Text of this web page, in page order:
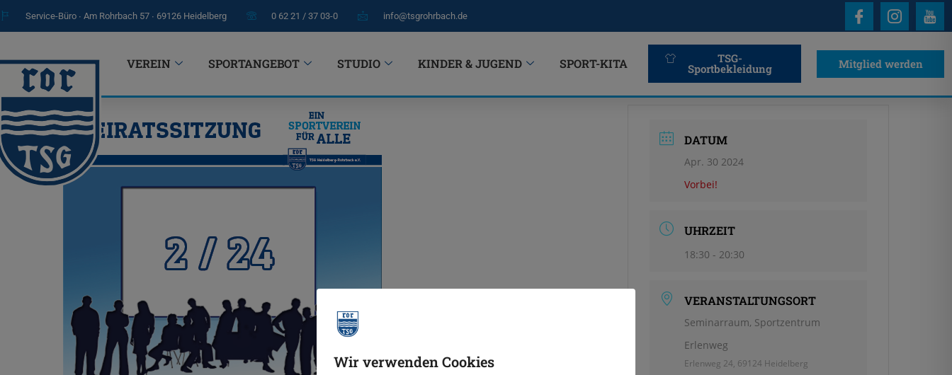
Service-Büro ∙ Am Rohrbach 57 ∙ 69126 Heidelberg 0 62 21 / 37 03-0 info@tsgrohrbach.de
VEREIN SPORTANGEBOT STUDIO KINDER & JUGEND SPORT-KITA TSG-
Sportbekleidung Mitglied werden
DATUM
Apr. 30 2024
Vorbei!
UHRZEIT
18:30 - 20:30
VERANSTALTUNGSORT
Seminarraum, Sportzentrum
Erlenweg
Erlenweg 24, 69124 Heidelberg
Wir verwenden Cookies